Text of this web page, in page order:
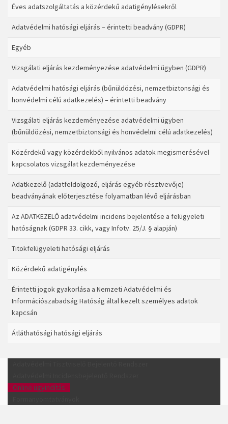
Éves adatszolgáltatás a közérdekű adatigénylésekről
Adatvédelmi hatósági eljárás – érintetti beadvány (GDPR)
Egyéb
Vizsgálati eljárás kezdeményezése adatvédelmi ügyben (GDPR)
Adatvédelmi hatósági eljárás (bűnüldözési, nemzetbiztonsági és
honvédelmi célú adatkezelés) – érintetti beadvány
Vizsgálati eljárás kezdeményezése adatvédelmi ügyben
(bűnüldözési, nemzetbiztonsági és honvédelmi célú adatkezelés)
Közérdekű vagy közérdekből nyilvános adatok megismerésével
kapcsolatos vizsgálat kezdeményezése
Adatkezelő (adatfeldolgozó, eljárás egyéb résztvevője)
beadványának előterjesztése folyamatban lévő eljárásban
Az ADATKEZELŐ adatvédelmi incidens bejelentése a felügyeleti
hatóságnak (GDPR 33. cikk, vagy Infotv. 25/J. § alapján)
Titokfelügyeleti hatósági eljárás
Közérdekű adatigénylés
Érintetti jogok gyakorlása a Nemzeti Adatvédelmi és
Információszabadság Hatóság által kezelt személyes adatok
kapcsán
Átláthatósági hatósági eljárás
Online ügyindítás